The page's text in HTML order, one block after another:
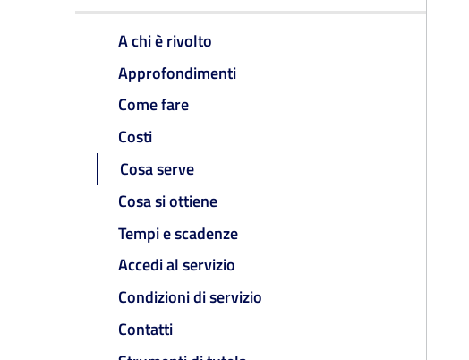
A chi è rivolto
Approfondimenti
Come fare
Costi
Cosa serve
Cosa si ottiene
Tempi e scadenze
Accedi al servizio
Condizioni di servizio
Contatti